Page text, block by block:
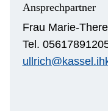
Ansprechpartner
Frau Marie-
Tel.